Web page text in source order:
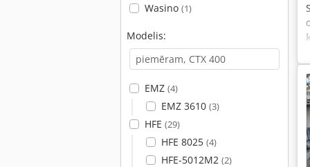
Wasino (1)
Modelis:
EMZ (4)
EMZ 3610 (3)
HFE (29)
HFE 8025 (4)
HFE-5012M2 (2)